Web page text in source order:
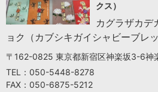
クス）
カグラザカデ
ョク（カブシキガイシャビーブレッ
〒162-0825 東京都新宿区神楽坂3-6神
TEL：050-5448-8278
FAX：050-6875-5212